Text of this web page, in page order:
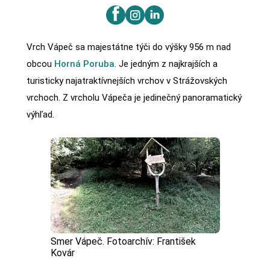
Vrch Vápeč sa majestátne týči do výšky 956 m nad
obcou Horná Poruba. Je jedným z najkrajších a
turisticky najatraktívnejších vrchov v Strážovských
vrchoch. Z vrcholu Vápeča je jedinečný panoramatický
výhľad.
Smer Vápeč. Fotoarchív: František
Kovár